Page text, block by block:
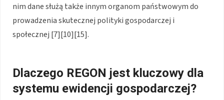
nim dane służą także innym organom państwowym do
prowadzenia skutecznej polityki gospodarczej i
społecznej [7][10][15].
Dlaczego REGON jest kluczowy dla
systemu ewidencji gospodarczej?